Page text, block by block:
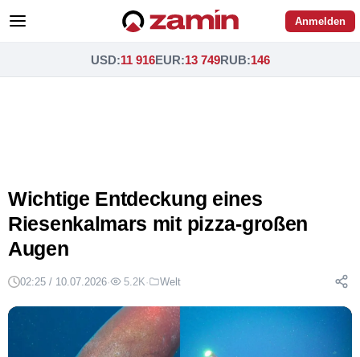
Anmelden
USD:11 916EUR:13 749RUB:146
Wichtige Entdeckung eines
Riesenkalmars mit pizza-großen
Augen
02:25 / 10.07.2026· 5.2K· Welt